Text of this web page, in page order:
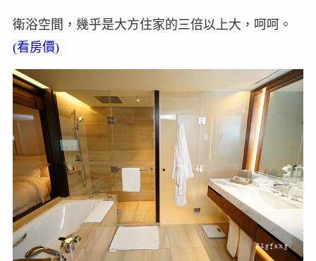
衛浴空間，幾乎是大方住家的三倍以上大，呵呵。
(看房價)